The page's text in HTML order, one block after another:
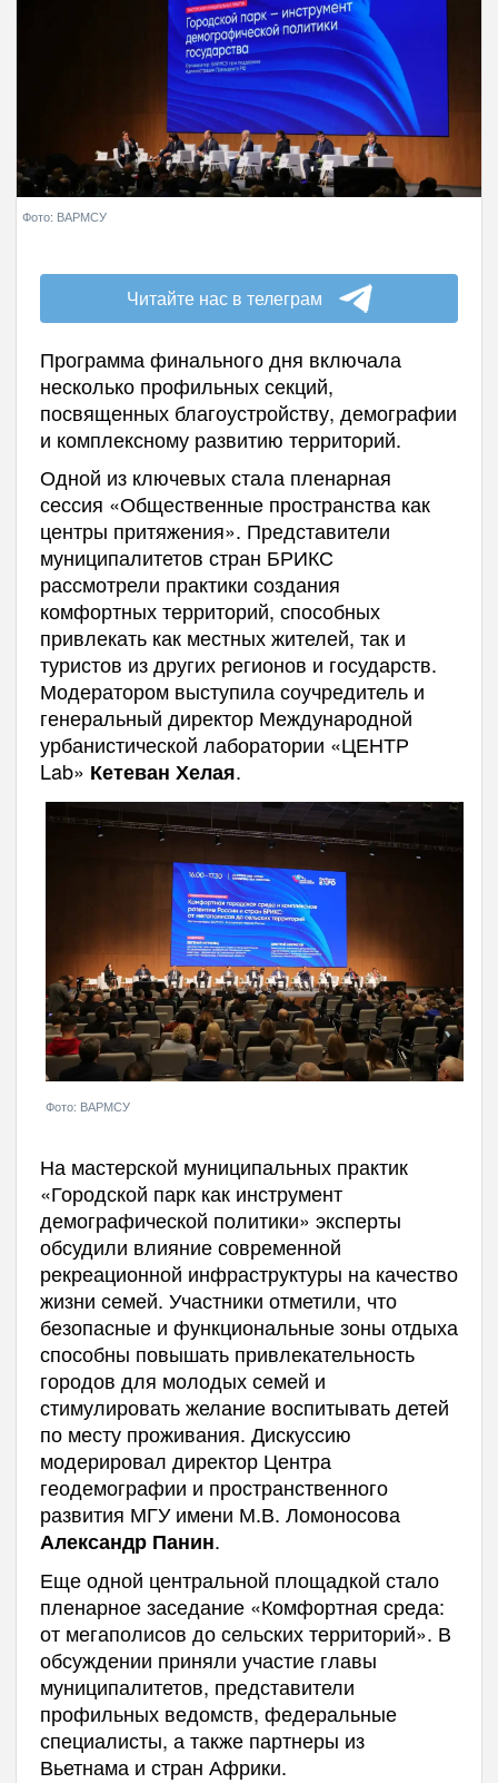
Фото: ВАРМСУ
Читайте нас в телеграм
Программа финального дня включала
несколько профильных секций,
посвященных благоустройству, демографии
и комплексному развитию территорий.
Одной из ключевых стала пленарная
сессия «Общественные пространства как
центры притяжения». Представители
муниципалитетов стран БРИКС
рассмотрели практики создания
комфортных территорий, способных
привлекать как местных жителей, так и
туристов из других регионов и государств.
Модератором выступила соучредитель и
генеральный директор Международной
урбанистической лаборатории «ЦЕНТР
Lab» Кетеван Хелая.
Фото: ВАРМСУ
На мастерской муниципальных практик
«Городской парк как инструмент
демографической политики» эксперты
обсудили влияние современной
рекреационной инфраструктуры на качество
жизни семей. Участники отметили, что
безопасные и функциональные зоны отдыха
способны повышать привлекательность
городов для молодых семей и
стимулировать желание воспитывать детей
по месту проживания. Дискуссию
модерировал директор Центра
геодемографии и пространственного
развития МГУ имени М.В. Ломоносова
Александр Панин.
Еще одной центральной площадкой стало
пленарное заседание «Комфортная среда:
от мегаполисов до сельских территорий». В
обсуждении приняли участие главы
муниципалитетов, представители
профильных ведомств, федеральные
специалисты, а также партнеры из
Вьетнама и стран Африки.